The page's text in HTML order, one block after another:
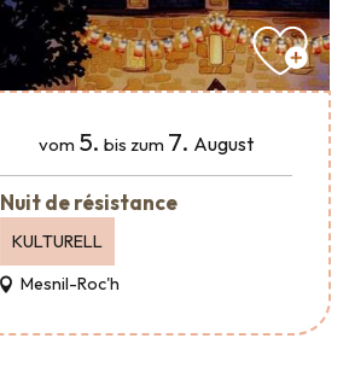
vom 5. bis zum 7. August
Nuit de résistance
KULTURELL
Mesnil-Roc'h